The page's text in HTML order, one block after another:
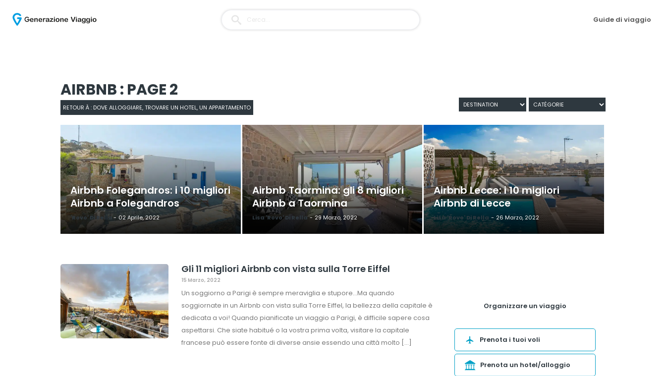
Guide di viaggio
AIRBNB : PAGE 2
RETOUR À : DOVE ALLOGGIARE, TROVARE UN HOTEL, UN APPARTAMENTO
Airbnb Folegandros: i 10 migliori
Airbnb a Folegandros
'Rovo' Di Rella- 02 Aprile, 2022
Airbnb Taormina: gli 8 migliori
Airbnb a Taormina
Lisa 'Rovo' Di Rella- 29 Marzo, 2022
Airbnb Lecce: i 10 migliori
Airbnb di Lecce
Lisa 'Rovo' Di Rella - 26 Marzo, 2022
Gli 11 migliori Airbnb con vista sulla Torre Eiffel
15 Marzo, 2022
Un soggiorno a Parigi è sempre meraviglia e stupore…Ma quando
soggiornate in un Airbnb con vista sulla Torre Eiffel, la bellezza della capitale è
dedicata a voi! Quando pianificate un viaggio a Parigi, è difficile sapere cosa
aspettarsi. Che siate habitué o la vostra prima volta, visitare la capitale
francese può essere fonte di diverse ansie essendo una città molto […]
Organizzare un viaggio
Prenota i tuoi voli
Prenota un hotel/alloggio